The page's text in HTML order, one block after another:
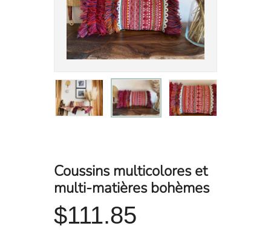
Coussins multicolores et
multi-matières bohèmes
$111.85